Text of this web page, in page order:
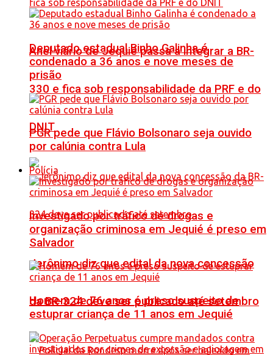
Anel viário de Jequié passa a integrar a BR-
330 e fica sob responsabilidade da PRF e do
DNIT
Jerônimo diz que edital da nova concessão
da BR-324 deve ser publicado até setembro
Deputado estadual Binho Galinha é
condenado a 36 anos e nove meses de
prisão
PGR pede que Flávio Bolsonaro seja ouvido
por calúnia contra Lula
Polícia
Investigado por tráfico de drogas e
organização criminosa em Jequié é preso em
Salvador
Homem de 76 anos é preso suspeito de
estuprar criança de 11 anos em Jequié